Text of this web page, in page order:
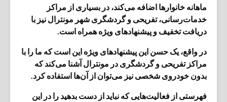
ماهانه خانوارها اضافه می‌کند، در بسیاری از مراکز
خدمات‌رسانی، تفریحی و گردشگری شهر مونترال نیز با
دریافت تخفیف و پیشنهادهای ویژه همراه است.
در واقع، یک حسن این پیشنهادهای ویژه این است که ما را با
مراکز تفریحی و گردشگری در مونترال آشنا می‌کند که
بدون خودروی شخصی نیز می‌توان از آن‌ها استفاده کرد.
فهرستی از فعالیت‌هایی که نباید از دست بدهید را در این